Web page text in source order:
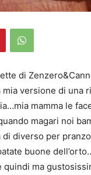
di
mia versione di una
mamma le
magari noi
di diverso per
buone
quindi ma